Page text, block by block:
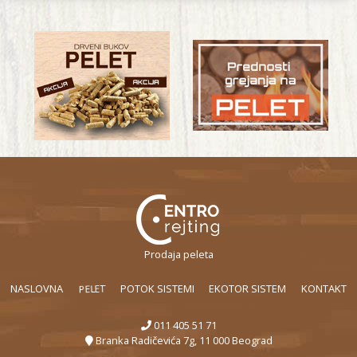
Prodaja peleta
NASLOVNA PELET POTOK SISTEMI EKOTOR SISTEM KONTAKT
011 405 51 71
Branka Radičevića 7g, 11 000 Beograd